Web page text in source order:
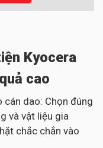
Kyocera
cao
cán dao: Chọn đúng
và vật liệu gia
chắc chắn vào